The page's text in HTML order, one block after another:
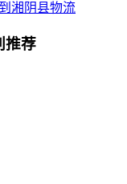
湘阴县物流
推荐